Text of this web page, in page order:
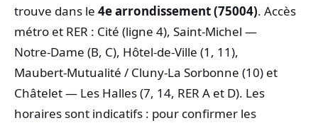
trouve dans le 4e arrondissement (75004). Accès
métro et RER : Cité (ligne 4), Saint‑Michel —
Notre‑Dame (B, C), Hôtel‑de‑Ville (1, 11),
Maubert‑Mutualité / Cluny‑La Sorbonne (10) et
Châtelet — Les Halles (7, 14, RER A et D). Les
horaires sont indicatifs : pour confirmer les